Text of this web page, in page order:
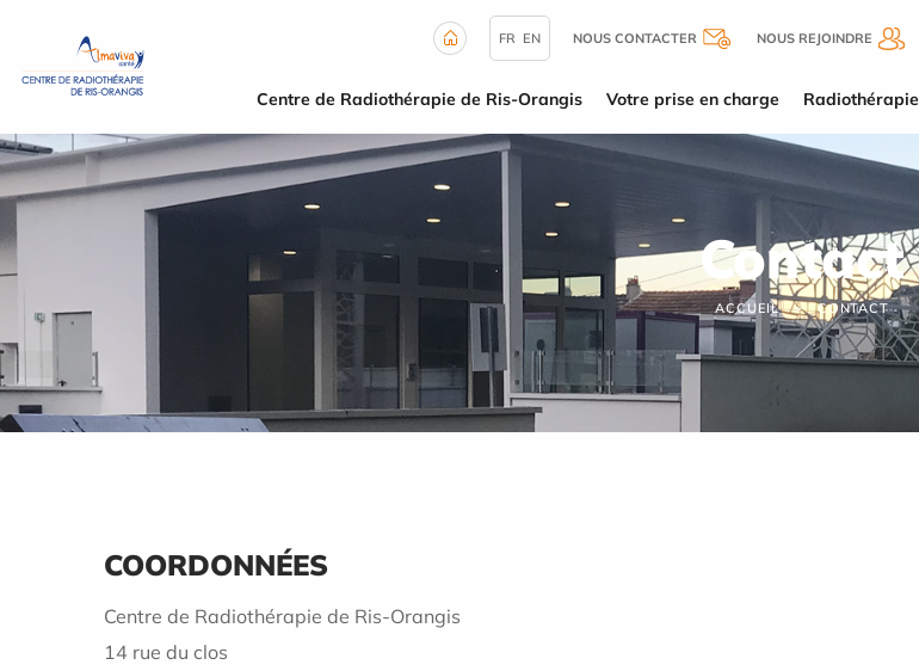
FR EN NOUS CONTACTER NOUS REJOINDRE
Centre de Radiothérapie de Ris-Orangis Votre prise en charge Radiothérapie
Contact
ACCUEIL CONTACT
COORDONNÉES
Centre de Radiothérapie de Ris-Orangis
14 rue du clos